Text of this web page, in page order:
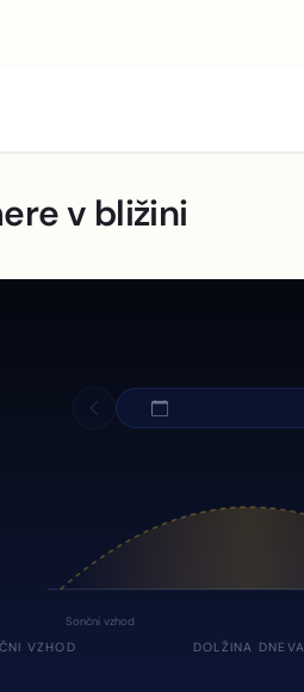
v bližini
Sončni vzhod
VZHOD DOLŽINA DNEVA